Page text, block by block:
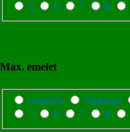
5
6 7 8
Max. emelet
szuterén földszint
5
6 7 8